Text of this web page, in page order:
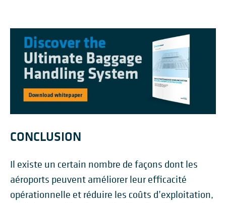
CONCLUSION
Il existe un certain nombre de façons dont les
aéroports peuvent améliorer leur efficacité
opérationnelle et réduire les coûts d’exploitation,